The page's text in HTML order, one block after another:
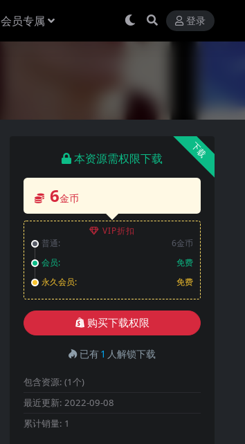
会员专属 登录
下载
本资源需权限下载
6金币
VIP折扣
普通:
6金币
会员:
免费
永久会员:
免费
购买下载权限
已有1 人解锁下载
包含资源: (1个)
最近更新: 2022-09-08
累计销量: 1